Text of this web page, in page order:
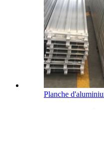
Planche